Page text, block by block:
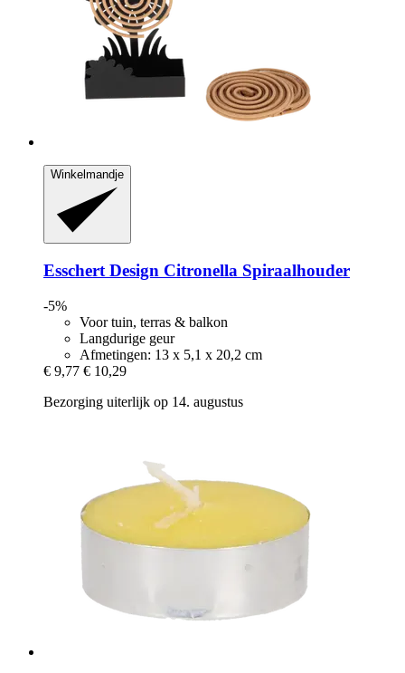
Winkelmandje
Esschert Design Citronella Spiraalhouder
-5%
Voor tuin, terras & balkon
Langdurige geur
Afmetingen: 13 x 5,1 x 20,2 cm
€ 9,77 € 10,29
Bezorging uiterlijk op 14. augustus